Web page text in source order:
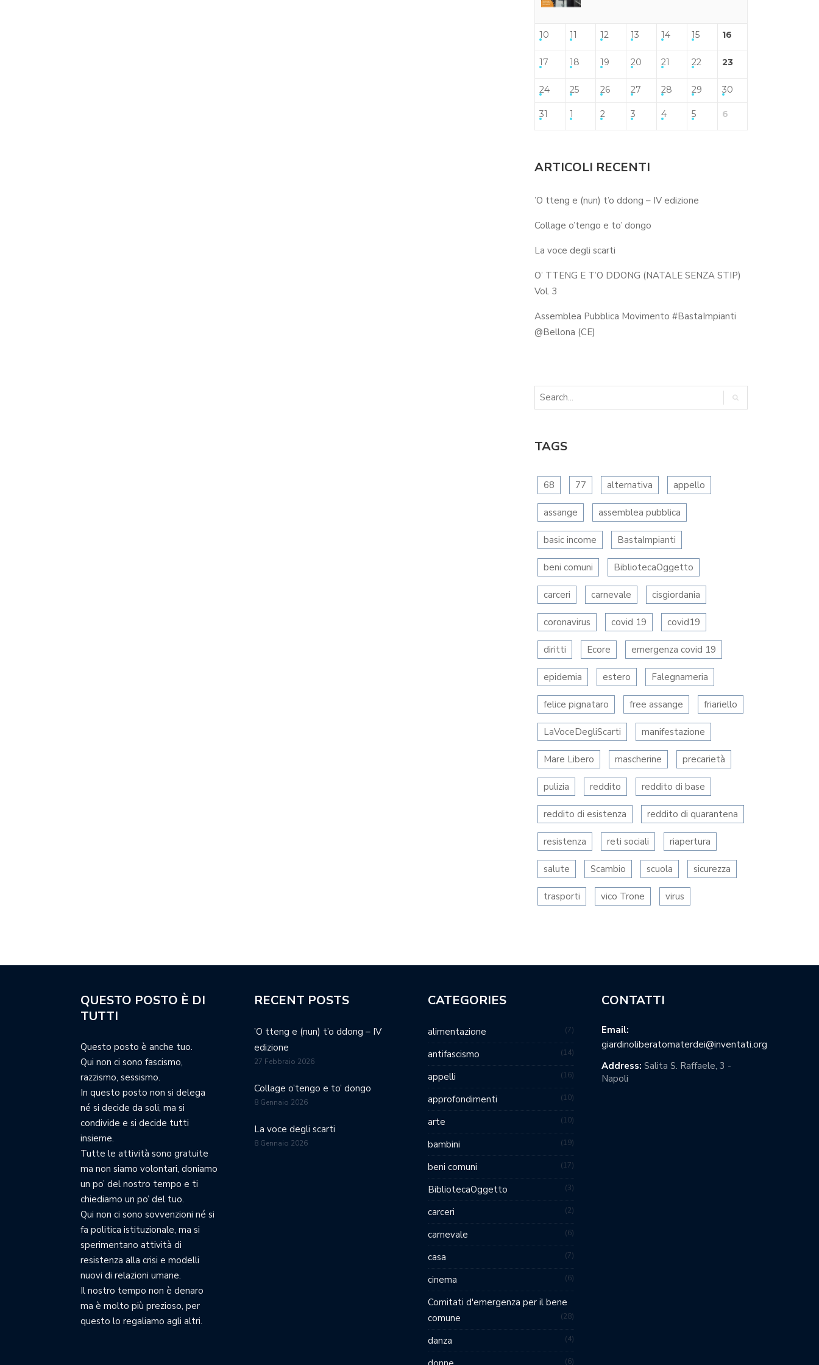
10 11 12 13 14 15 16
17 18 19 20 21 22 23
24 25 26 27 28 29 30
31 1 2 3 4 5 6
ARTICOLI RECENTI
’O tteng e (nun) t’o ddong – IV edizione
Collage o’tengo e to’ dongo
La voce degli scarti
O’ TTENG E T’O DDONG (NATALE SENZA STIP)
Vol. 3
Assemblea Pubblica Movimento #BastaImpianti
@Bellona (CE)
TAGS
68 77 alternativa appello
assange assemblea pubblica
basic income BastaImpianti
beni comuni BibliotecaOggetto
carceri carnevale cisgiordania
coronavirus covid 19 covid19
diritti Ecore emergenza covid 19
epidemia estero Falegnameria
felice pignataro free assange friariello
LaVoceDegliScarti manifestazione
Mare Libero mascherine precarietà
pulizia reddito reddito di base
reddito di esistenza reddito di quarantena
resistenza reti sociali riapertura
salute Scambio scuola sicurezza
trasporti vico Trone virus
QUESTO POSTO È DI
TUTTI
Questo posto è anche tuo.
Qui non ci sono fascismo,
razzismo, sessismo.
In questo posto non si delega
né si decide da soli, ma si
condivide e si decide tutti
insieme.
Tutte le attività sono gratuite
ma non siamo volontari, doniamo
un po’ del nostro tempo e ti
chiediamo un po’ del tuo.
Qui non ci sono sovvenzioni né si
fa politica istituzionale, ma si
sperimentano attività di
resistenza alla crisi e modelli
nuovi di relazioni umane.
Il nostro tempo non è denaro
ma è molto più prezioso, per
questo lo regaliamo agli altri.
RECENT POSTS
’O tteng e (nun) t’o ddong – IV
edizione
27 Febbraio 2026
Collage o’tengo e to’ dongo
8 Gennaio 2026
La voce degli scarti
8 Gennaio 2026
CATEGORIES
alimentazione 7
antifascismo 14
appelli 16
approfondimenti 10
arte 10
bambini 19
beni comuni 17
BibliotecaOggetto 3
carceri 2
carnevale 6
casa 7
cinema 6
Comitati d'emergenza per il bene
comune
28
danza 4
6
CONTATTI
Email:
giardinoliberatomaterdei@inventati.org
Address: Salita S. Raffaele, 3 -
Napoli